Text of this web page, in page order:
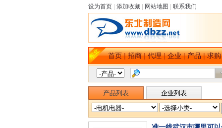
设为首页 添加收藏 网站地图 联系我们
首页|招商|代理|企业|产品|求购
产品列表 企业列表